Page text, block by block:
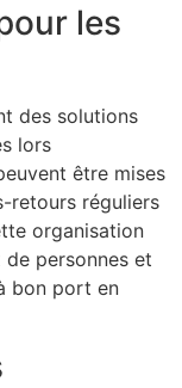
les
des solutions
lors
être mises
retours réguliers
organisation
personnes et
bon port en